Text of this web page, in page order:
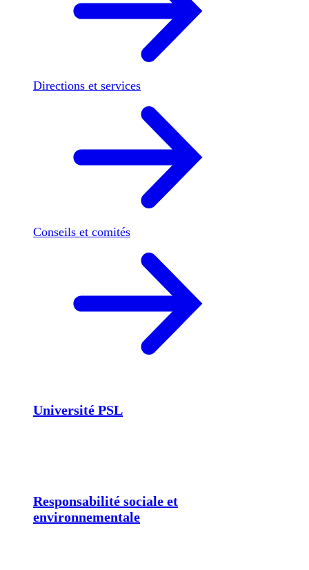
Directions et services
Conseils et comités
Université PSL
Responsabilité sociale et
environnementale